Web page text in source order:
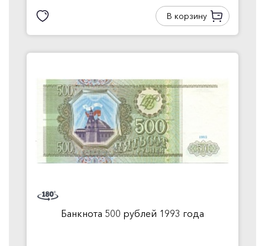
В корзину
Банкнота 500 рублей 1993 года